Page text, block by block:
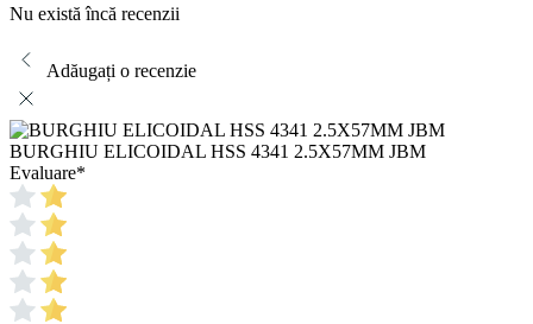
Nu există încă recenzii
Adăugați o recenzie
BURGHIU ELICOIDAL HSS 4341 2.5X57MM JBM
Evaluare*